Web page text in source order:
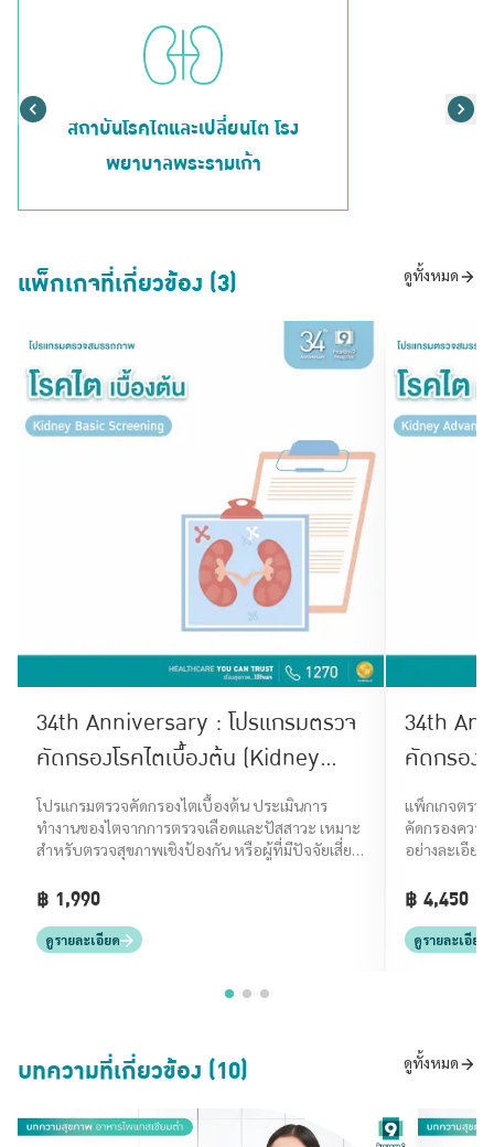
สถาบันโรคไตและเปลี่ยนไต โรง
พยาบาลพระรามเก้า
แพ็กเกจที่เกี่ยวข้อง (3) ดูทั้งหมด
34th Anniversary : โปรแกรมตรวจ
คัดกรองโรคไตเบื้องต้น (Kidney
Basic Screening)
โปรแกรมตรวจคัดกรองไตเบื้องต้น ประเมินการ
ทำงานของไตจากการตรวจเลือดและปัสสาวะ เหมาะ
สำหรับตรวจสุขภาพเชิงป้องกัน หรือผู้ที่มีปัจจัยเสี่ยง
฿ 1,990
ดูรายละเอียด
34th
คัดกรอง
แพ็กเกจตรว
คัดกรองความ
อย่างละเอียด
฿ 4,450
ดูรายละเอียด
บทความที่เกี่ยวข้อง (10) ดูทั้งหมด